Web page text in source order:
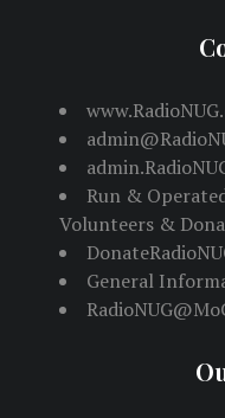
Run &
Volunteers &
General